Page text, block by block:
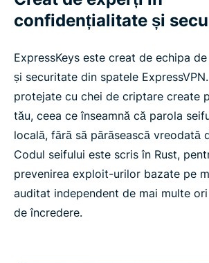
confidențialitate și
ExpressKeys este creat de echipa
și securitate din spatele
protejate cu chei de criptare create
tău, ceea ce înseamnă că parola
locală, fără să părăsească vreodată
Codul seifului este scris în Rust,
prevenirea exploit-urilor bazate pe
auditat independent de mai multe
de încredere.